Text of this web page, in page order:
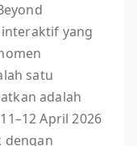
yang
satu
adalah
April 2026
dengan